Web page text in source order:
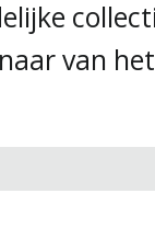
van